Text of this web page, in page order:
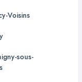
Voisins
sous-